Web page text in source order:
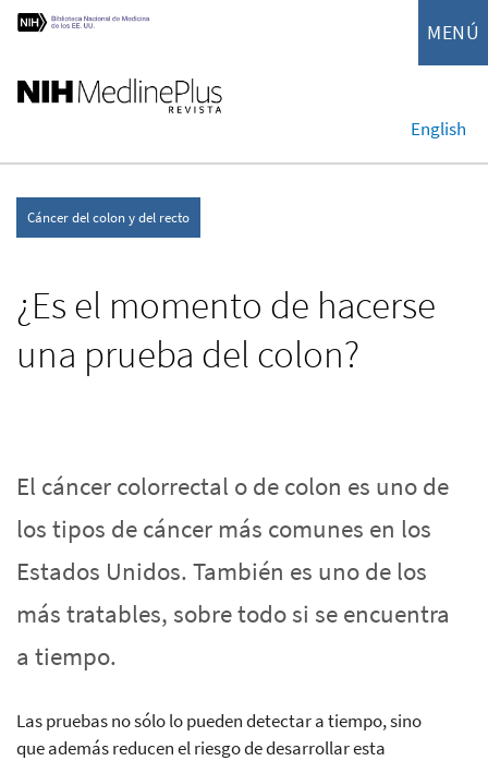
MENÚ
English
Cáncer del colon y del recto
¿Es el momento de hacerse
una prueba del colon?
El cáncer colorrectal o de colon es uno de
los tipos de cáncer más comunes en los
Estados Unidos. También es uno de los
más tratables, sobre todo si se encuentra
a tiempo.
Las pruebas no sólo lo pueden detectar a tiempo, sino
que además reducen el riesgo de desarrollar esta